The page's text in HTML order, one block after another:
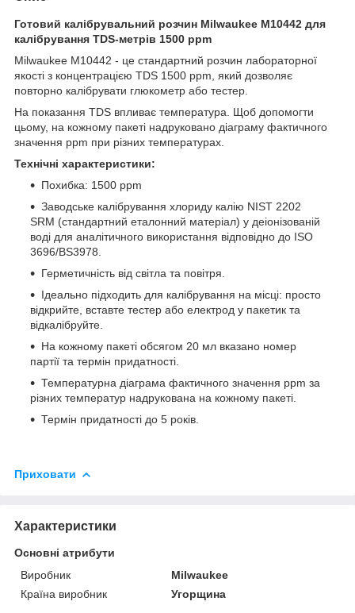
Готовий калібрувальний розчин Milwaukee M10442 для
калібрування TDS-метрів 1500 ppm
Milwaukee M10442 - це стандартний розчин лабораторної
якості з концентрацією TDS 1500 ppm, який дозволяє
повторно калібрувати глюкометр або тестер.
На показання TDS впливає температура. Щоб допомогти
цьому, на кожному пакеті надруковано діаграму фактичного
значення ppm при різних температурах.
Технічні характеристики:
Похибка: 1500 ppm
Заводське калібрування хлориду калію NIST 2202
SRM (стандартний еталонний матеріал) у деіонізованій
воді для аналітичного використання відповідно до ISO
3696/BS3978.
Герметичність від світла та повітря.
Ідеально підходить для калібрування на місці: просто
відкрийте, вставте тестер або електрод у пакетик та
відкалібруйте.
На кожному пакеті обсягом 20 мл вказано номер
партії та термін придатності.
Температурна діаграма фактичного значення ppm за
різних температур надрукована на кожному пакеті.
Термін придатності до 5 років.
Приховати
Характеристики
Основні атрибути
Виробник
Milwaukee
Країна виробник
Угорщина